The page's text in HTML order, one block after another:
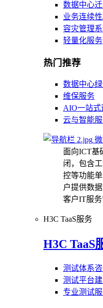
数据中心
业务连续
容灾管理
轻量化服务
热门推荐
数据中心
维保服务
AIO一站
云与智能
面向ICT基
闭，包含
控等功能
户提供数
客户IT服务
H3C TaaS服务
H3C TaaS
测试体系
测试平台
专业测试